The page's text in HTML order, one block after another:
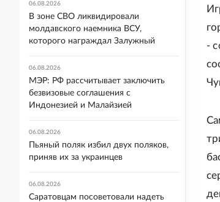
-
06.08.2026
В зоне СВО ликвидировали
молдавского наемника ВСУ,
которого награждал Залужный
06.08.2026
МЭР: РФ рассчитывает заключить
безвизовые соглашения с
Индонезией и Малайзией
06.08.2026
Пьяный поляк избил двух поляков,
приняв их за украинцев
06.08.2026
Саратовцам посоветовали надеть